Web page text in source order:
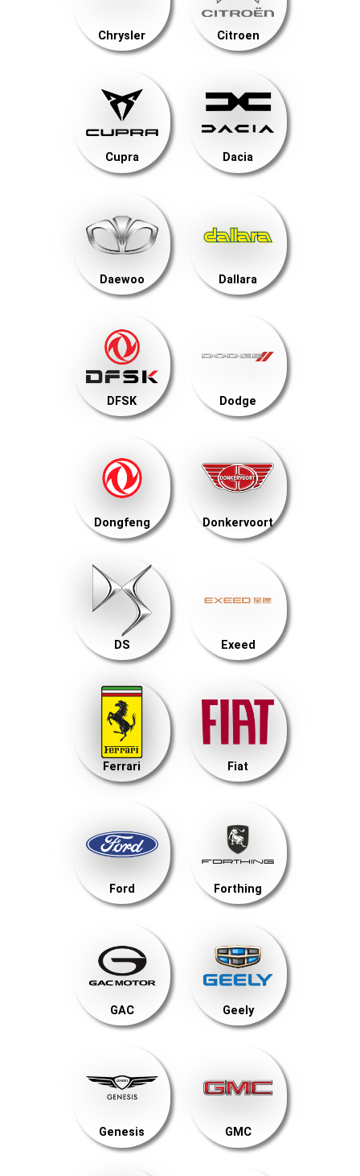
Chrysler Citroen
Cupra Dacia
Daewoo Dallara
DFSK Dodge
Dongfeng Donkervoort
DS Exeed
Ferrari Fiat
Ford Forthing
GAC Geely
Genesis GMC